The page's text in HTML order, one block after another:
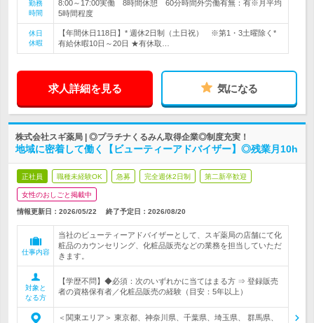
勤務
時間
8:00～17:00実働 8時間休憩 60分時間外労働有無：有※月平均
5時間程度
休日
休暇
【年間休日118日】* 週休2日制（土日祝） ※第1・3土曜除く*
有給休暇10日～20日 ★有休取…
求人詳細を見る 気になる
株式会社スギ薬局 | ◎プラチナくるみん取得企業◎制度充実！
地域に密着して働く【ビューティーアドバイザー】◎残業月10h
正社員 職種未経験OK 急募 完全週休2日制 第二新卒歓迎
女性のおしごと掲載中
情報更新日：2026/05/22 終了予定日： 2026/08/20
仕事内容
当社のビューティーアドバイザーとして、スギ薬局の店舗にて化
粧品のカウンセリング、化粧品販売などの業務を担当していただ
きます。
対象と
なる方
【学歴不問】◆必須：次のいずれかに当てはまる方 ⇒ 登録販売
者の資格保有者／化粧品販売の経験（目安：5年以上）
＜関東エリア＞ 東京都、神奈川県、千葉県、埼玉県、 群馬県、